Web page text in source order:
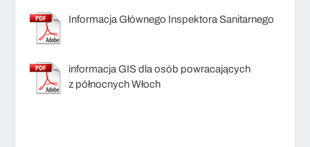
Informacja Głównego Inspektora Sanitarnego
informacja GIS dla osób powracających
z północnych Włoch